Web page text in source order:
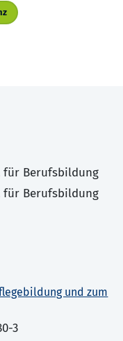
Berufsbildung
Berufsbildung
und zum
3